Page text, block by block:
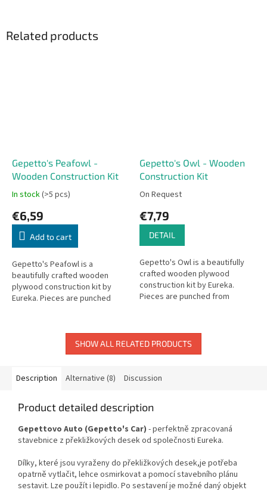
Related products
Gepetto's Peafowl -
Wooden Construction Kit
In stock(>5 pcs)
€6,59
Add to cart
Gepetto's Peafowl is a
beautifully crafted wooden
plywood construction kit by
Eureka. Pieces are punched
Gepetto's Owl - Wooden
Construction Kit
On Request
€7,79
DETAIL
Gepetto's Owl is a beautifully
crafted wooden plywood
construction kit by Eureka.
Pieces are punched from
SHOW ALL RELATED PRODUCTS
Description Alternative (8) Discussion
Product detailed description
Gepettovo Auto (Gepetto's Car) - perfektně zpracovaná
stavebnice z překližkových desek od společnosti Eureka.
Dílky, které jsou vyraženy do překližkových desek,je potřeba
opatrně vytlačit, lehce osmirkovat a pomocí stavebního plánu
sestavit. Lze použít i lepidlo. Po sestavení je možné daný objekt